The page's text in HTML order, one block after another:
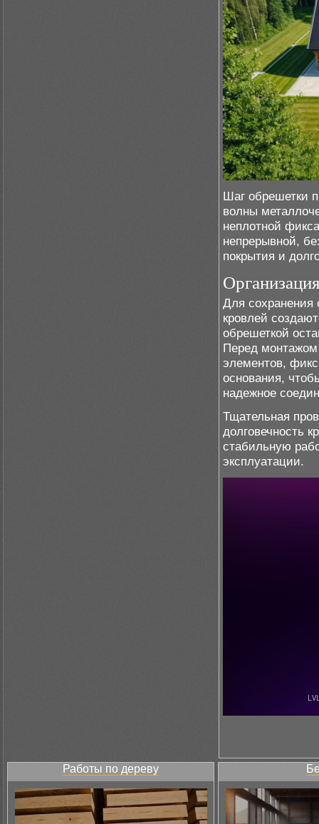
Шаг обрешетки
волны
неплотной
непрерывной,
покрытия и
Для сохранения
кровлей
обрешеткой
Перед монтажом
элементов,
основания,
надежное
Тщательная
долговечность
стабильную
эксплуатации.
Работы по дереву